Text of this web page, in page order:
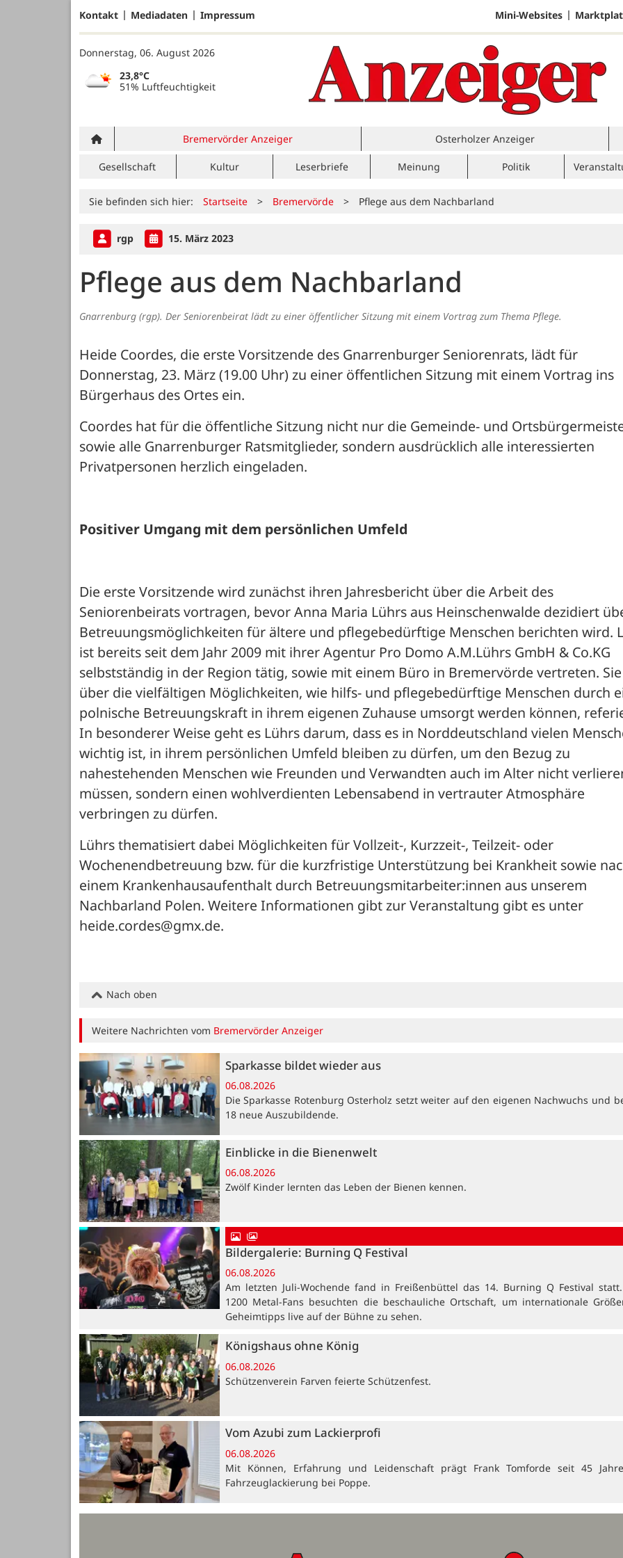
Kontakt Mediadaten Impressum Mini-Websites
Donnerstag, 06. August 2026
23,8°C
51% Luftfeuchtigkeit
Bremervörder Anzeiger Osterholzer Anzeiger
Gesellschaft Kultur Leserbriefe Meinung Politik
Sie befinden sich hier: Startseite > Bremervörde > Pflege aus dem Nachbarland
rgp 15. März 2023
Pflege aus dem Nachbarland
Gnarrenburg (rgp). Der Seniorenbeirat lädt zu einer öffentlicher Sitzung mit einem Vortrag zum Thema Pflege.
Heide Coordes, die erste Vorsitzende des Gnarrenburger Seniorenrats, lädt für
Donnerstag, 23. März (19.00 Uhr) zu einer öffentlichen Sitzung mit einem Vortrag ins
Bürgerhaus des Ortes ein.
Coordes hat für die öffentliche Sitzung nicht nur die Gemeinde- und
sowie alle Gnarrenburger Ratsmitglieder, sondern ausdrücklich alle interessierten
Privatpersonen herzlich eingeladen.
Positiver Umgang mit dem persönlichen Umfeld
Die erste Vorsitzende wird zunächst ihren Jahresbericht über die Arbeit des
Seniorenbeirats vortragen, bevor Anna Maria Lührs aus Heinschenwalde dezidiert
Betreuungsmöglichkeiten für ältere und pflegebedürftige Menschen berichten wird.
ist bereits seit dem Jahr 2009 mit ihrer Agentur Pro Domo A.M.Lührs GmbH & Co.KG
selbstständig in der Region tätig, sowie mit einem Büro in Bremervörde vertreten.
über die vielfältigen Möglichkeiten, wie hilfs- und pflegebedürftige Menschen durch
polnische Betreuungskraft in ihrem eigenen Zuhause umsorgt werden können,
In besonderer Weise geht es Lührs darum, dass es in Norddeutschland vielen
wichtig ist, in ihrem persönlichen Umfeld bleiben zu dürfen, um den Bezug zu
nahestehenden Menschen wie Freunden und Verwandten auch im Alter nicht
müssen, sondern einen wohlverdienten Lebensabend in vertrauter Atmosphäre
verbringen zu dürfen.
Lührs thematisiert dabei Möglichkeiten für Vollzeit-, Kurzzeit-, Teilzeit- oder
Wochenendbetreuung bzw. für die kurzfristige Unterstützung bei Krankheit sowie
einem Krankenhausaufenthalt durch Betreuungsmitarbeiter:innen aus unserem
Nachbarland Polen. Weitere Informationen gibt zur Veranstaltung gibt es unter
heide.cordes@gmx.de.
Nach oben
Weitere Nachrichten vom Bremervörder Anzeiger
Sparkasse bildet wieder aus
06.08.2026
Die Sparkasse Rotenburg Osterholz setzt weiter auf den eigenen Nachwuchs und
18 neue Auszubildende.
Einblicke in die Bienenwelt
06.08.2026
Zwölf Kinder lernten das Leben der Bienen kennen.
Bildergalerie: Burning Q Festival
06.08.2026
Am letzten Juli-Wochende fand in Freißenbüttel das 14. Burning Q Festival
1200 Metal-Fans besuchten die beschauliche Ortschaft, um internationale
Geheimtipps live auf der Bühne zu sehen.
Königshaus ohne König
06.08.2026
Schützenverein Farven feierte Schützenfest.
Vom Azubi zum Lackierprofi
06.08.2026
Mit Können, Erfahrung und Leidenschaft prägt Frank Tomforde seit 45
Fahrzeuglackierung bei Poppe.